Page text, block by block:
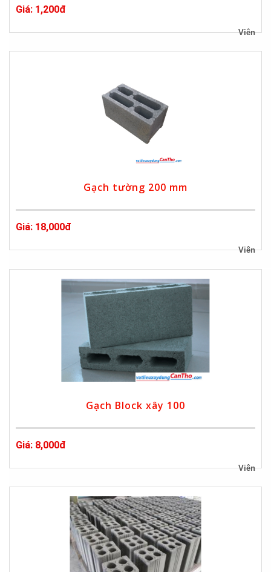
Giá: 1,200đ
Viên
Gạch tường 200 mm
Giá: 18,000đ
Viên
Gạch Block xây 100
Giá: 8,000đ
Viên